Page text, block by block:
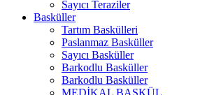
Sayıcı Teraziler
Basküller
Tartım Baskülleri
Paslanmaz Basküller
Sayıcı Basküller
Barkodlu Basküller
Barkodlu Basküller
MEDİKAL BASKÜL